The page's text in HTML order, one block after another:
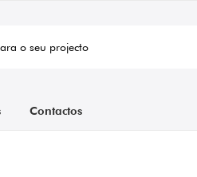
Contactos